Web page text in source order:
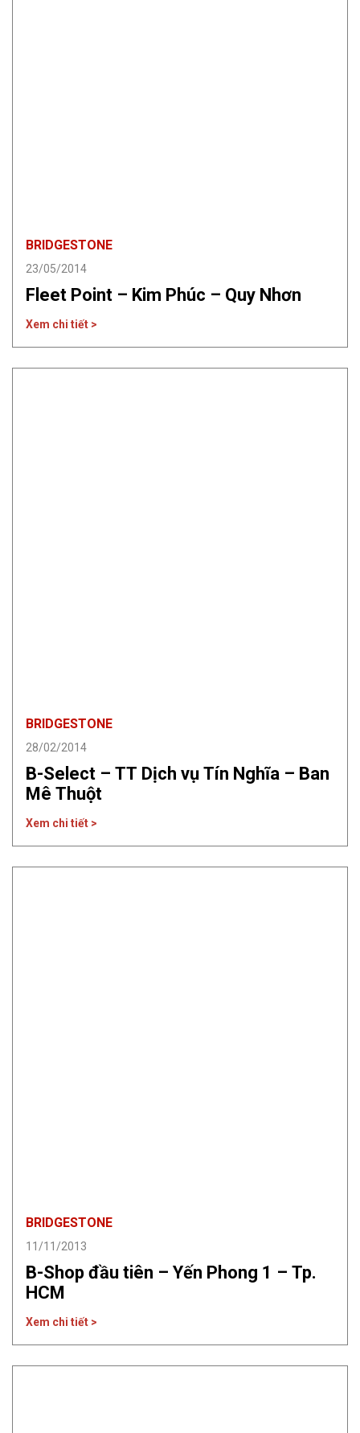
BRIDGESTONE
23/05/2014
Fleet Point – Kim Phúc – Quy Nhơn
Xem chi tiết >
BRIDGESTONE
28/02/2014
B-Select – TT Dịch vụ Tín Nghĩa – Ban
Mê Thuột
Xem chi tiết >
BRIDGESTONE
11/11/2013
B-Shop đầu tiên – Yến Phong 1 – Tp.
HCM
Xem chi tiết >